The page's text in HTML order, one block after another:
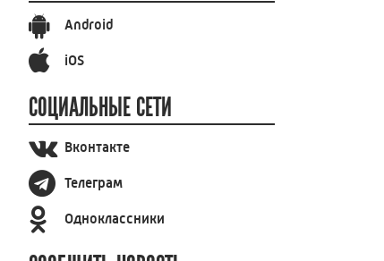
Android
iOS
СОЦИАЛЬНЫЕ СЕТИ
Вконтакте
Телеграм
Одноклассники